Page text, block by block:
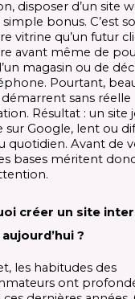
disposer d’un site
bonus. C’est
vitrine qu’un futur
avant même de
magasin ou de
Pourtant,
sans réelle
Résultat : un site
sur Google, lent ou
quotidien. Avant de
bases méritent
créer un site
?
les habitudes des
ont